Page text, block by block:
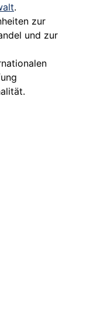
.
zur
und zur